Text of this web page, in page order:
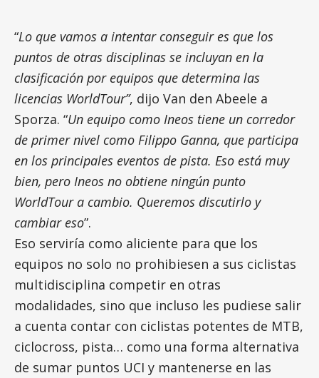
“Lo que vamos a intentar conseguir es que los
puntos de otras disciplinas se incluyan en la
clasificación por equipos que determina las
licencias WorldTour”, dijo Van den Abeele a
Sporza. “Un equipo como Ineos tiene un corredor
de primer nivel como Filippo Ganna, que participa
en los principales eventos de pista. Eso está muy
bien, pero Ineos no obtiene ningún punto
WorldTour a cambio. Queremos discutirlo y
cambiar eso”.
Eso serviría como aliciente para que los
equipos no solo no prohibiesen a sus ciclistas
multidisciplina competir en otras
modalidades, sino que incluso les pudiese salir
a cuenta contar con ciclistas potentes de MTB,
ciclocross, pista… como una forma alternativa
de sumar puntos UCI y mantenerse en las